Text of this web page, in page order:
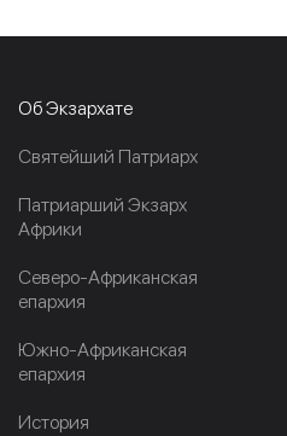
Об Экзархате
Cвятейший Патриарх
Патриарший Экзарх
Африки
Северо-Африканская
епархия
Южно-Африканская
епархия
История